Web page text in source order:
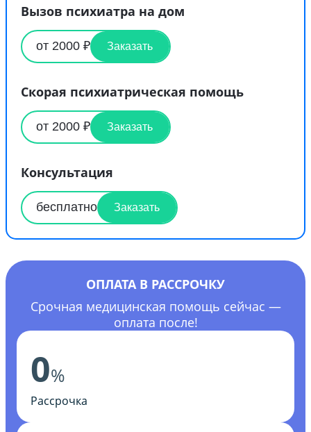
Вызов психиатра на дом
от 2000 ₽ Заказать
Скорая психиатрическая помощь
от 2000 ₽ Заказать
Консультация
бесплатно Заказать
ОПЛАТА В РАССРОЧКУ
Срочная медицинская помощь сейчас —
оплата после!
0%
Рассрочка